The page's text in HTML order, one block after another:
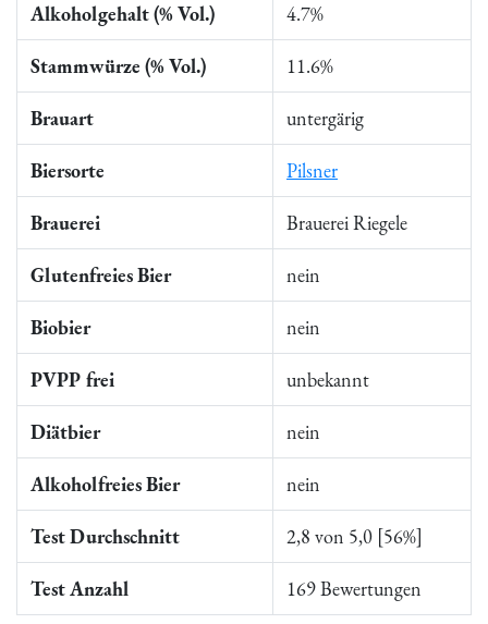
Alkoholgehalt (% Vol.) 4.7%
Stammwürze (% Vol.) 11.6%
Brauart untergärig
Biersorte Pilsner
Brauerei Brauerei Riegele
Glutenfreies Bier nein
Biobier nein
PVPP frei unbekannt
Diätbier nein
Alkoholfreies Bier nein
Test Durchschnitt 2,8 von 5,0 [56%]
Test Anzahl 169 Bewertungen